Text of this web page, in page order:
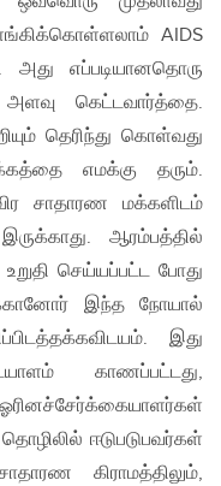
AIDS
எப்படியானதொரு
கெட்டவார்த்தை.
தெரிந்து கொள்வது
எமக்கு தரும்.
சாதாரண மக்களிடம்
ஆரம்பத்தில்
செய்யப்பட்ட போது
இந்த நோயால்
இது
காணப்பட்டது,
ஈடுபடுபவர்கள்
கிராமத்திலும்,